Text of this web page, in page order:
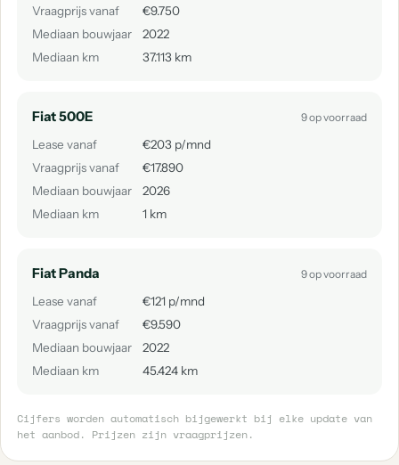
Vraagprijs vanaf
€9.750
Mediaan bouwjaar
2022
Mediaan km
37.113 km
Fiat 500E 9 op voorraad
Lease vanaf
€203 p/mnd
Vraagprijs vanaf
€17.890
Mediaan bouwjaar
2026
Mediaan km
1 km
Fiat Panda 9 op voorraad
Lease vanaf
€121 p/mnd
Vraagprijs vanaf
€9.590
Mediaan bouwjaar
2022
Mediaan km
45.424 km
Cijfers worden automatisch bijgewerkt bij elke update van
het aanbod. Prijzen zijn vraagprijzen.